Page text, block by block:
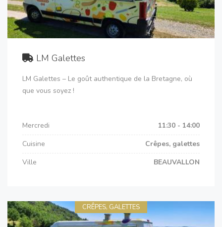
LM Galettes
LM Galettes – Le goût authentique de la Bretagne, où
que vous soyez !
Mercredi
11:30 - 14:00
Cuisine
Crêpes, galettes
Ville
BEAUVALLON
CRÊPES, GALETTES